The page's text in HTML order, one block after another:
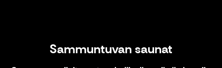
Sammuntuvan saunat